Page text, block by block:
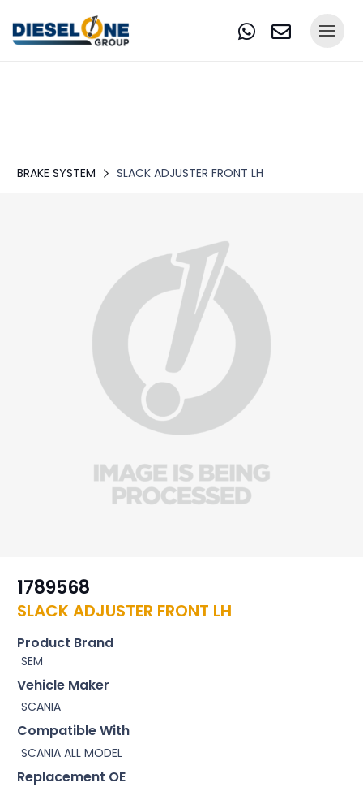
BRAKE SYSTEM SLACK ADJUSTER FRONT LH
1789568
SLACK ADJUSTER FRONT LH
Product Brand
SEM
Vehicle Maker
SCANIA
Compatible With
SCANIA ALL MODEL
Replacement OE